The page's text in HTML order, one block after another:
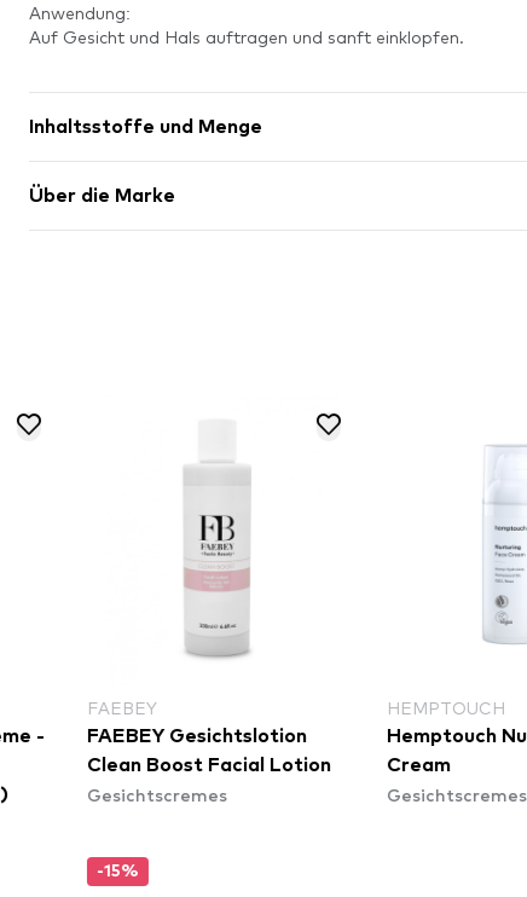
Anwendung:
Auf Gesicht und Hals auftragen und sanft einklopfen.
Inhaltsstoffe und Menge
Über die Marke
Gesichtslotion
Facial Lotion
Hemptouch Nurturing Face
Cream